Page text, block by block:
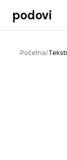
Preskoči na
podovi
Početna/